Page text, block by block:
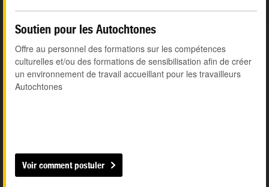
Soutien pour les Autochtones
Offre au personnel des formations sur les compétences
culturelles et/ou des formations de sensibilisation afin de créer
un environnement de travail accueillant pour les travailleurs
Autochtones
Voir comment postuler